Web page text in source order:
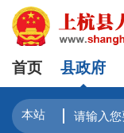
首页 县政府